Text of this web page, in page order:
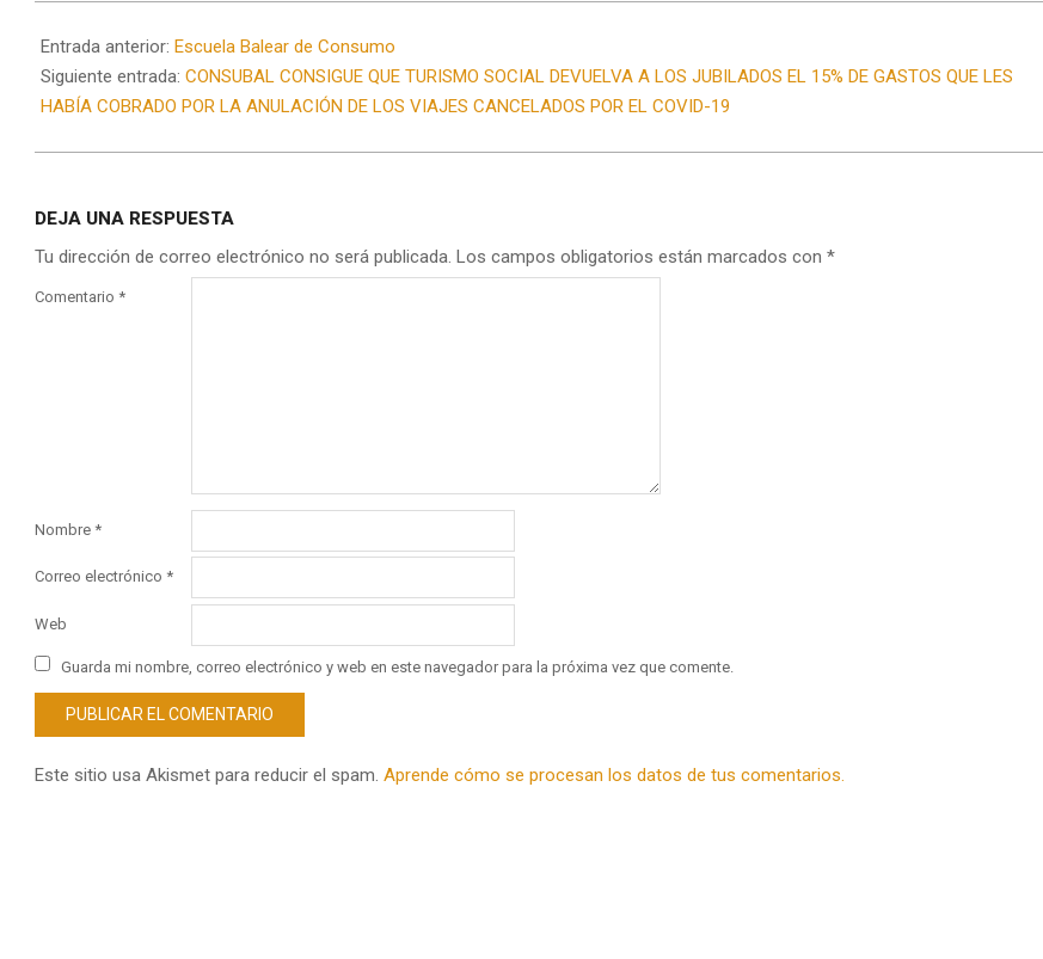
05-
17
Entrada anterior: Escuela Balear de Consumo
Siguiente entrada: CONSUBAL CONSIGUE QUE TURISMO SOCIAL DEVUELVA A LOS JUBILADOS EL 15% DE GASTOS QUE LES
HABÍA COBRADO POR LA ANULACIÓN DE LOS VIAJES CANCELADOS POR EL COVID-19
DEJA UNA RESPUESTA
Tu dirección de correo electrónico no será publicada. Los campos obligatorios están marcados con *
Comentario *
Nombre *
Correo electrónico *
Web
Guarda mi nombre, correo electrónico y web en este navegador para la próxima vez que comente.
Este sitio usa Akismet para reducir el spam. Aprende cómo se procesan los datos de tus comentarios.